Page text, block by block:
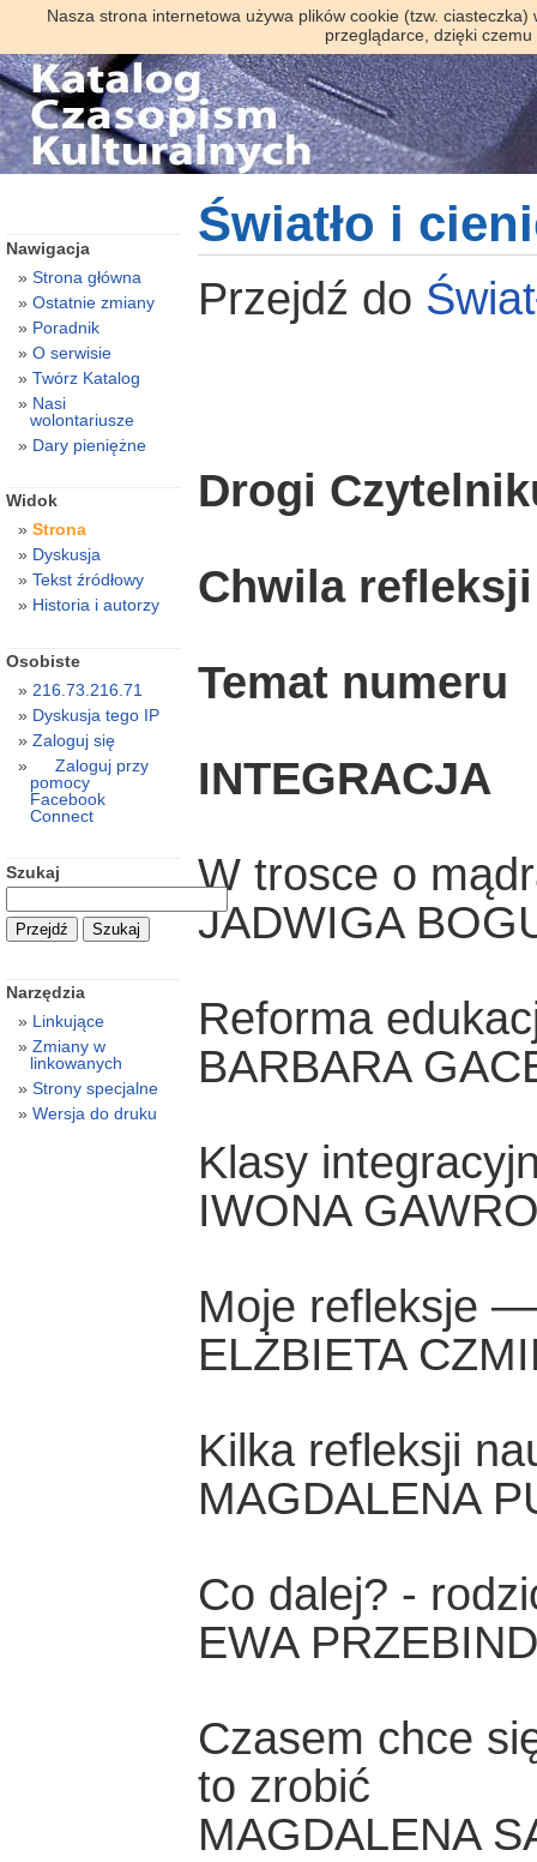
Nasza strona internetowa używa plików cookie (tzw.
przeglądarce, dzięki
Światło i
Przejdź do
Drogi
Chwila refleksji
Temat numeru
INTEGRACJA
W trosce o
JADWIGA
Reforma
BARBARA
Klasy
IWONA
Moje refleksje
ELŻBIETA
Kilka refleksji
MAGDALENA
Co dalej? -
EWA
Czasem chce
to zrobić
MAGDALENA
Nawigacja
Strona główna
Ostatnie zmiany
Poradnik
O serwisie
Twórz Katalog
Nasi
wolontariusze
Dary pieniężne
Widok
Strona
Dyskusja
Tekst źródłowy
Historia i autorzy
Osobiste
216.73.216.71
Dyskusja tego IP
Zaloguj się
Zaloguj przy
pomocy
Facebook
Connect
Szukaj
Narzędzia
Linkujące
Zmiany w
linkowanych
Strony specjalne
Wersja do druku